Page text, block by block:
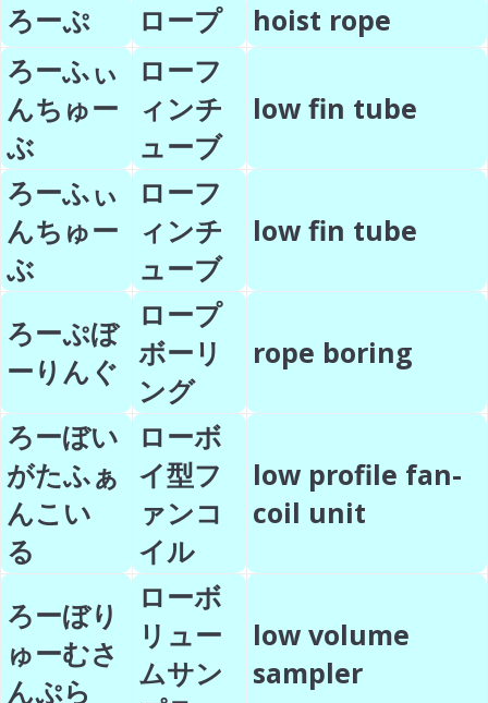
ろーぷ
ロープ
hoist rope
ろーふぃ
んちゅー
ぶ
ローフ
ィンチ
ューブ
low fin tube
ろーふぃ
んちゅー
ぶ
ローフ
ィンチ
ューブ
low fin tube
ろーぷぼ
ーりんぐ
ロープ
ボーリ
ング
rope boring
ろーぼい
がたふぁ
んこい
る
ローボ
イ型フ
ァンコ
イル
low profile fan-
coil unit
ろーぼり
ゅーむさ
んぷら
ローボ
リュー
ムサン
low volume
sampler